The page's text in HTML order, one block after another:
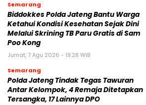
Semarang
Biddokkes Polda Jateng Bantu Warga
Ketahui Kondisi Kesehatan Sejak Dini
Melalui Skrining TB Paru Gratis di Sam
Poo Kong
Jumat, 7 Agu 2026 - 19:28 WIB
Semarang
Polda Jateng Tindak Tegas Tawuran
Antar Kelompok, 4 Remaja Ditetapkan
Tersangka, 17 Lainnya DPO